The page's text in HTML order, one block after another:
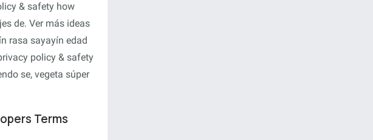
& safety how
de. Ver más ideas
rasa sayayín edad
policy & safety
se, vegeta súper
Terms